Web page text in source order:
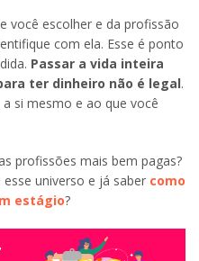
você escolher e da profissão
com ela. Esse é ponto
Passar a vida inteira
ter dinheiro não é legal.
si mesmo e ao que você
profissões mais bem pagas?
universo e já saber como
estágio?